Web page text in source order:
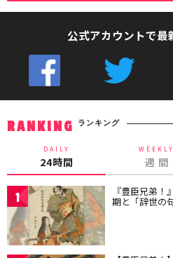
公式アカウントで最
RANKING ランキング
DAILY
24時間
WEEKLY
週 間
1 『豊臣兄弟
期と「辞世の